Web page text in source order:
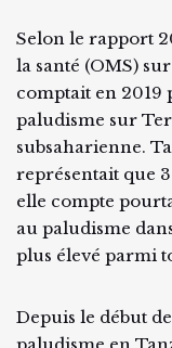
Selon le rapport
la santé (OMS)
comptait en 2019
paludisme sur
subsaharienne.
représentait que 3
elle compte
au paludisme
plus élevé parmi
Depuis le début
paludisme en